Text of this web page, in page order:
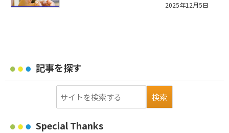
2025年12月5日
記事を探す
Special Thanks